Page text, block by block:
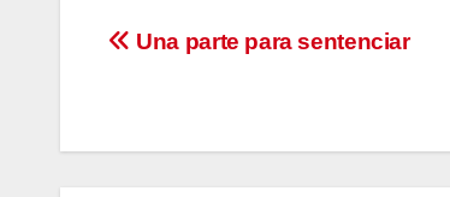
Navegación
entradas
Una parte para sentenciar